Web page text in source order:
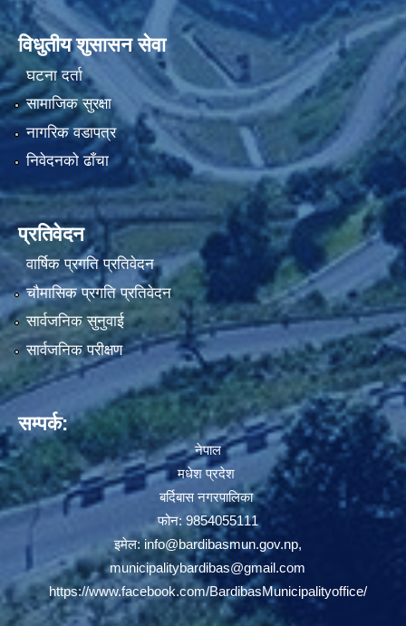
विधुतीय शुसासन सेवा
घटना दर्ता
सामाजिक सुरक्षा
नागरिक वडापत्र
निवेदनको ढाँचा
प्रतिवेदन
वार्षिक प्रगति प्रतिवेदन
चौमासिक प्रगति प्रतिवेदन
सार्वजनिक सुनुवाई
सार्वजनिक परीक्षण
सम्पर्क:
नेपाल
मधेश प्रदेश
बर्दिबास नगरपालिका
फोन: 9854055111
इमेल:info@bardibasmun.gov.np,
municipalitybardibas@gmail.com
https://www.facebook.com/BardibasMunicipalityoffice/